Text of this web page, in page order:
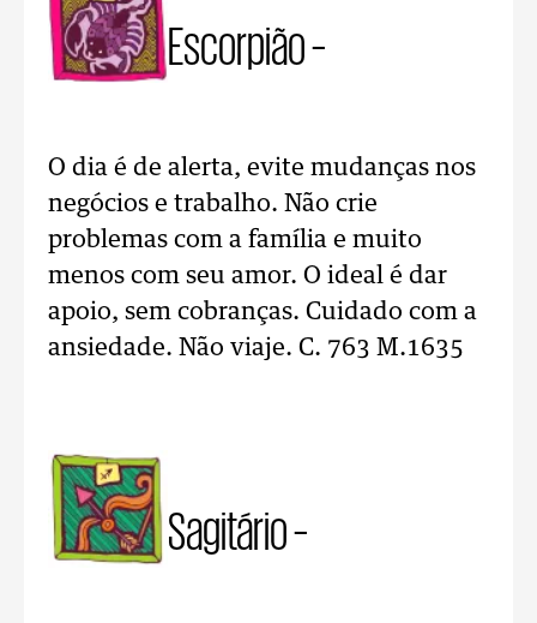
Escorpião –
O dia é de alerta, evite mudanças nos
negócios e trabalho. Não crie
problemas com a família e muito
menos com seu amor. O ideal é dar
apoio, sem cobranças. Cuidado com a
ansiedade. Não viaje. C. 763 M.1635
Sagitário –